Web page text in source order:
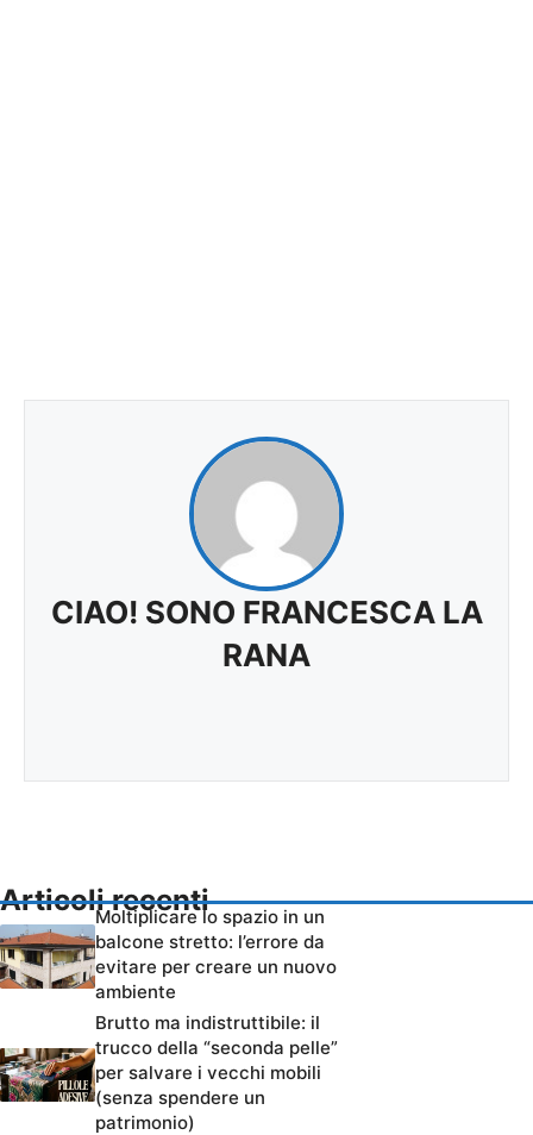
CIAO! SONO FRANCESCA LA
RANA
Articoli recenti
Moltiplicare lo spazio in un
balcone stretto: l’errore da
evitare per creare un nuovo
ambiente
Brutto ma indistruttibile: il
trucco della “seconda pelle”
per salvare i vecchi mobili
(senza spendere un
patrimonio)